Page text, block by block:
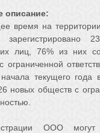
описание:
время на
лиц, 76% из них
ограниченной
текущего года
новых обществ с
ООО могут